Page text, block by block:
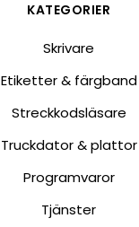
KATEGORIER
Skrivare
Etiketter & färgband
Streckkodsläsare
Truckdator & plattor
Programvaror
Tjänster